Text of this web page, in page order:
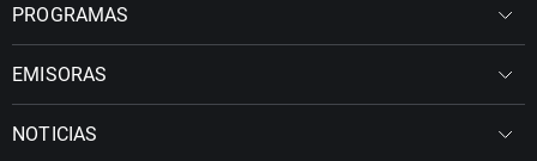
PROGRAMAS
EMISORAS
NOTICIAS